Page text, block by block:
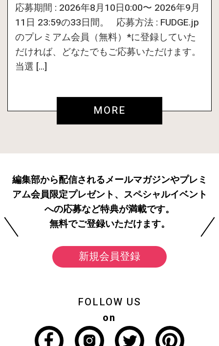
応募期間 : 2026年8月10日0:00〜 2026年9月
11日 23:59の33日間。 応募方法 : FUDGE.jp
のプレミアム会員（無料）*に登録していた
だければ、どなたでもご応募いただけます。
当選 […]
MORE
編集部から配信されるメールマガジンやプレミ
アム会員限定プレゼント、スペシャルイベント
への応募など特典が満載です。
無料でご登録いただけます。
新規会員登録
FOLLOW US
on